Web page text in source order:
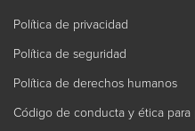
Política de privacidad
Política de seguridad
Política de derechos humanos
Código de conducta y ética